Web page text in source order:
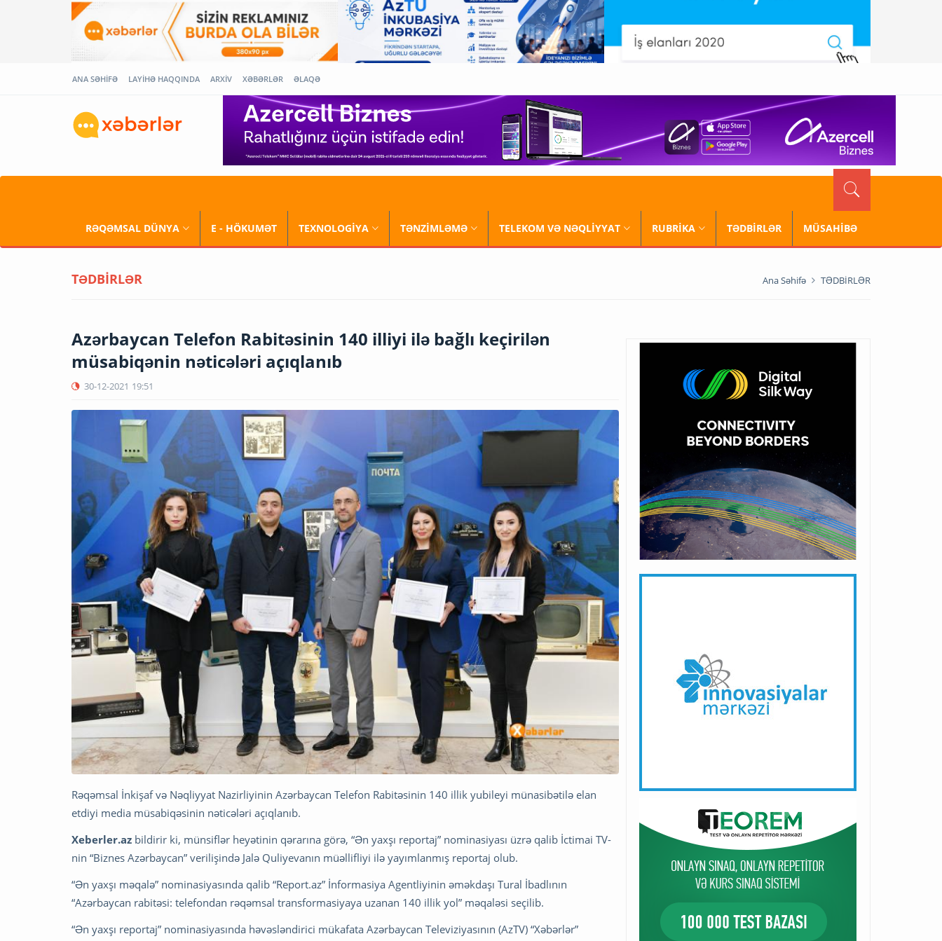
ANA SƏHİFƏ LAYİHƏ HAQQINDA ARXİV XƏBƏRLƏR ƏLAQƏ
RƏQƏMSAL DÜNYA E - HÖKUMƏT TEXNOLOGİYA TƏNZİMLƏMƏ TELEKOM VƏ NƏQLİYYAT RUBRİKA TƏDBİRLƏR MÜSAHİBƏ
TƏDBİRLƏR Ana Səhifə TƏDBİRLƏR
Azərbaycan Telefon Rabitəsinin 140 illiyi ilə bağlı keçirilən
müsabiqənin nəticələri açıqlanıb
30-12-2021 19:51
Rəqəmsal İnkişaf və Nəqliyyat Nazirliyinin Azərbaycan Telefon Rabitəsinin 140 illik yubileyi münasibətilə elan
etdiyi media müsabiqəsinin nəticələri açıqlanıb.
Xeberler.az bildirir ki, münsiflər heyətinin qərarına görə, “Ən yaxşı reportaj” nominasiyası üzrə qalib İctimai TV-
nin “Biznes Azərbaycan” verilişində Jalə Quliyevanın müəllifliyi ilə yayımlanmış reportaj olub.
“Ən yaxşı məqalə” nominasiyasında qalib “Report.az” İnformasiya Agentliyinin əməkdaşı Tural İbadlının
“Azərbaycan rabitəsi: telefondan rəqəmsal transformasiyaya uzanan 140 illik yol” məqaləsi seçilib.
“Ən yaxşı reportaj” nominasiyasında həvəsləndirici mükafata Azərbaycan Televiziyasının (AzTV) “Xəbərlər”